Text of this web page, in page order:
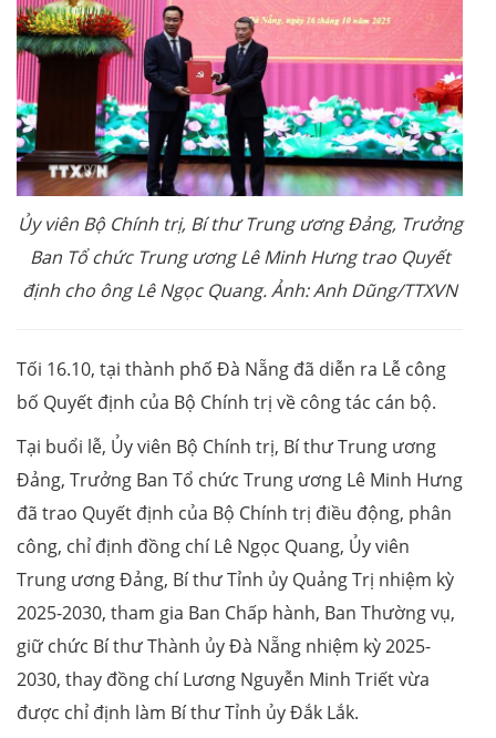
Ủy viên Bộ Chính trị, Bí thư Trung ương Đảng, Trưởng
Ban Tổ chức Trung ương Lê Minh Hưng trao Quyết
định cho ông Lê Ngọc Quang. Ảnh: Anh Dũng/TTXVN
Tối 16.10, tại thành phố Đà Nẵng đã diễn ra Lễ công
bố Quyết định của Bộ Chính trị về công tác cán bộ.
Tại buổi lễ, Ủy viên Bộ Chính trị, Bí thư Trung ương
Đảng, Trưởng Ban Tổ chức Trung ương Lê Minh Hưng
đã trao Quyết định của Bộ Chính trị điều động, phân
công, chỉ định đồng chí Lê Ngọc Quang, Ủy viên
Trung ương Đảng, Bí thư Tỉnh ủy Quảng Trị nhiệm kỳ
2025-2030, tham gia Ban Chấp hành, Ban Thường vụ,
giữ chức Bí thư Thành ủy Đà Nẵng nhiệm kỳ 2025-
2030, thay đồng chí Lương Nguyễn Minh Triết vừa
được chỉ định làm Bí thư Tỉnh ủy Đắk Lắk.